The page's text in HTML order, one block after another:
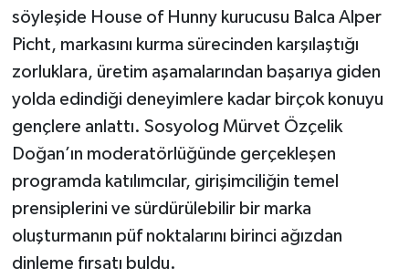
söyleşide House of Hunny kurucusu Balca Alper
Picht, markasını kurma sürecinden karşılaştığı
zorluklara, üretim aşamalarından başarıya giden
yolda edindiği deneyimlere kadar birçok konuyu
gençlere anlattı. Sosyolog Mürvet Özçelik
Doğan’ın moderatörlüğünde gerçekleşen
programda katılımcılar, girişimciliğin temel
prensiplerini ve sürdürülebilir bir marka
oluşturmanın püf noktalarını birinci ağızdan
dinleme fırsatı buldu.